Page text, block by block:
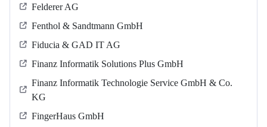
Felderer AG
Fenthol & Sandtmann GmbH
Fiducia & GAD IT AG
Finanz Informatik Solutions Plus GmbH
Finanz Informatik Technologie Service GmbH & Co.
KG
FingerHaus GmbH